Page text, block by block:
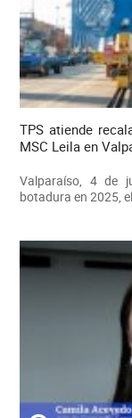
TPS atiende
MSC Leila en
Valparaíso, 4 de
botadura en 2025, el